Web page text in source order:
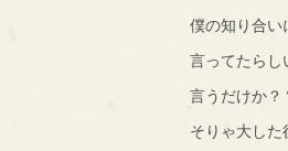
僕の知り合い
言ってたらし
言うだけか？
そりゃ大し